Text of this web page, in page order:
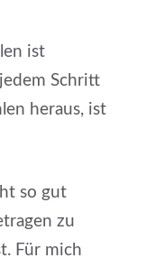
ist
Schritt
heraus, ist
so gut
zu
Für mich